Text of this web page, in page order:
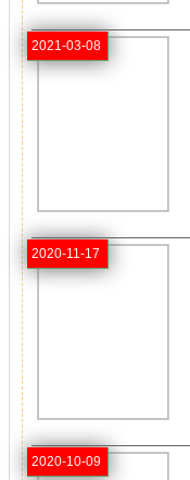
2021-03-08
2020-11-17
2020-10-09